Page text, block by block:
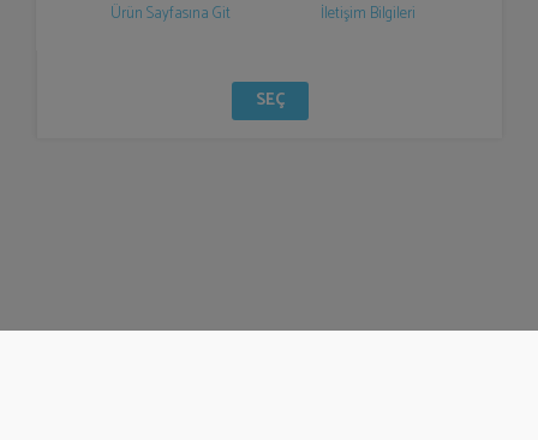
Ürün Sayfasına Git İletişim Bilgileri
SEÇ